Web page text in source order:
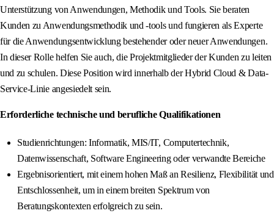
Unterstützung von Anwendungen, Methodik und Tools. Sie beraten
Kunden zu Anwendungsmethodik und -tools und fungieren als Experte
für die Anwendungsentwicklung bestehender oder neuer Anwendungen.
In dieser Rolle helfen Sie auch, die Projektmitglieder der Kunden zu leiten
und zu schulen. Diese Position wird innerhalb der Hybrid Cloud & Data-
Service-Linie angesiedelt sein.
Erforderliche technische und berufliche Qualifikationen
Studienrichtungen: Informatik, MIS/IT, Computertechnik,
Datenwissenschaft, Software Engineering oder verwandte Bereiche
Ergebnisorientiert, mit einem hohen Maß an Resilienz, Flexibilität und
Entschlossenheit, um in einem breiten Spektrum von
Beratungskontexten erfolgreich zu sein.